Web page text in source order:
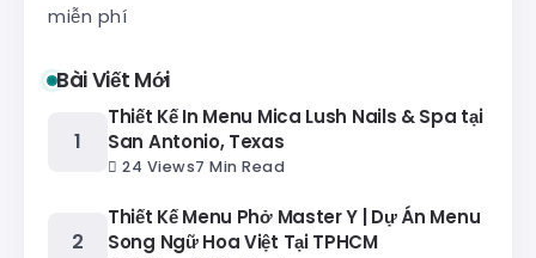
Bài Viết Mới
Thiết Kế In Menu Mica Lush Nails & Spa tại
San Antonio, Texas
24 Views7 Min Read
Thiết Kế Menu Phở Master Y | Dự Án Menu
Song Ngữ Hoa Việt Tại TPHCM